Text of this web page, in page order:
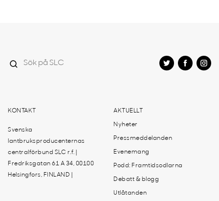
KONTAKT
Svenska
lantbruksproducenternas
centralförbund SLC r.f. |
Fredriksgatan 61 A 34, 00100
Helsingfors, FINLAND |
AKTUELLT
Nyheter
Pressmeddelanden
Evenemang
Podd: Framtidsodlarna
Debatt & blogg
Utlåtanden